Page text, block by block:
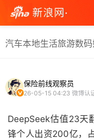
新浪网·
汽车本地生活旅游数码
保险前线观察员
26-05-15 04:23 微博认
DeepSeek估值23天
锋个人出资200亿，